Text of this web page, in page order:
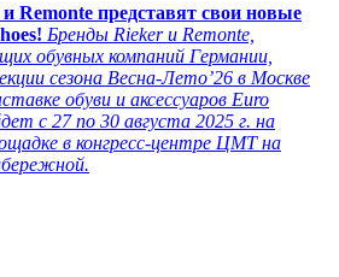
Remonte представят свои новые
Бренды Rieker и Remonte,
обувных компаний Германии,
сезона Весна-Лето’26 в Москве
обуви и аксессуаров Euro
c 27 по 30 августа 2025 г. на
в конгресс-центре ЦМТ на